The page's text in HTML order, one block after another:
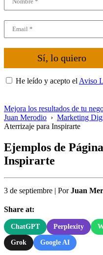
Sí, lo quiero
He leído y acepto el Aviso
Mejora los resultados de tu
Juan Merodio › Marketing
Aterrizaje para Inspirarte
Ejemplos de
Inspirarte
3 de septiembre | PorJuan
Share at:
ChatGPT Perplexity
Grok Google AI